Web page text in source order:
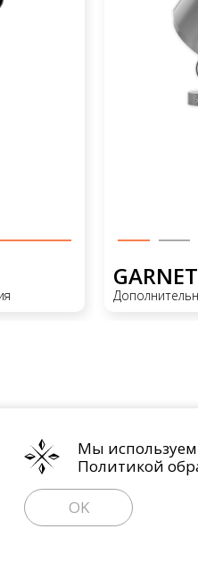
обработки персональных
Мы используем
Политикой
OK